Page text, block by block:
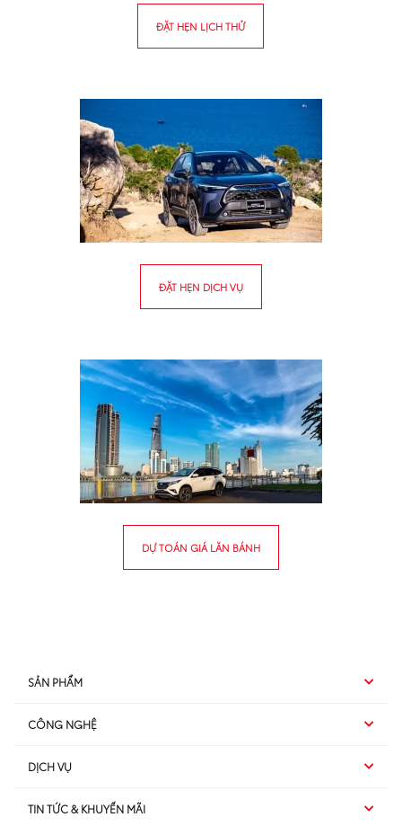
ĐẶT HẸN LỊCH THỬ
ĐẶT HẸN DỊCH VỤ
DỰ TOÁN GIÁ LĂN BÁNH
SẢN PHẨM
Hybrid EV
SUV
Sedan
CÔNG NGHỆ
Hybrid
TSS
DỊCH VỤ
Dịch vụ sau bán hàng
TIN TỨC & KHUYẾN MÃI